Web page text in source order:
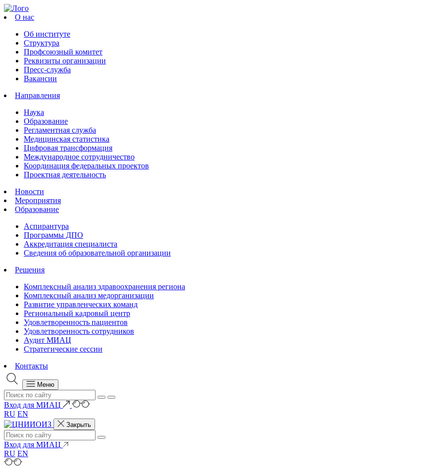
О нас
Об институте
Структура
Профсоюзный комитет
Реквизиты организации
Пресс-служба
Вакансии
Направления
Наука
Образование
Регламентная служба
Медицинская статистика
Цифровая трансформация
Международное сотрудничество
Координация федеральных проектов
Проектная деятельность
Новости
Мероприятия
Образование
Аспирантура
Программы ДПО
Аккредитация специалиста
Сведения об образовательной организации
Решения
Комплексный анализ здравоохранения региона
Комплексный анализ медорганизации
Развитие управленческих команд
Региональный кадровый центр
Удовлетворенность пациентов
Удовлетворенность сотрудников
Аудит МИАЦ
Стратегические сессии
Контакты
Меню
Вход для МИАЦ
RU EN
Закрыть
Вход для МИАЦ
RU EN